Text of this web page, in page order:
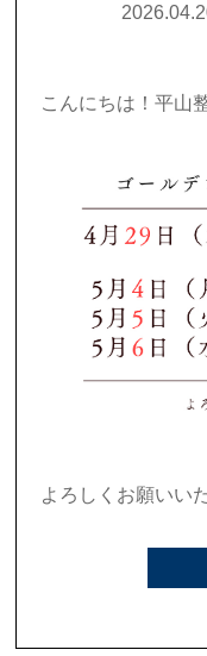
こんにちは！平山
よろしくお願いい